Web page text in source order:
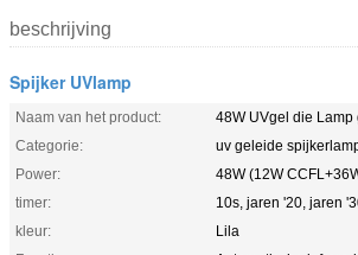
beschrijving
Spijker UVlamp
Naam van het product:
48W UVgel die Lamp
Categorie:
uv geleide
Power:
48W (12W
timer:
10s, jaren '20, jaren
kleur:
Lila